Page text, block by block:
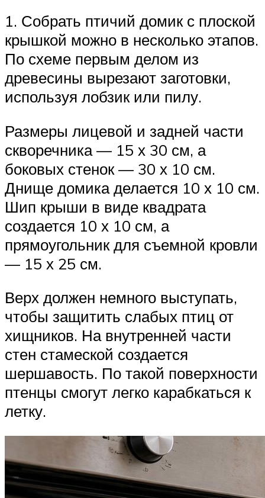
1. Собрать птичий домик с плоской
крышкой можно в несколько этапов.
По схеме первым делом из
древесины вырезают заготовки,
используя лобзик или пилу.
Размеры лицевой и задней части
скворечника — 15 х 30 см, а
боковых стенок — 30 х 10 см.
Днище домика делается 10 х 10 см.
Шип крыши в виде квадрата
создается 10 х 10 см, а
прямоугольник для съемной кровли
— 15 х 25 см.
Верх должен немного выступать,
чтобы защитить слабых птиц от
хищников. На внутренней части
стен стамеской создается
шершавость. По такой поверхности
птенцы смогут легко карабкаться к
летку.